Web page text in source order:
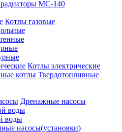
МС-140
Котлы газовые
Котлы электрические
Твердотопливные
Дренажные насосы
воды
воды